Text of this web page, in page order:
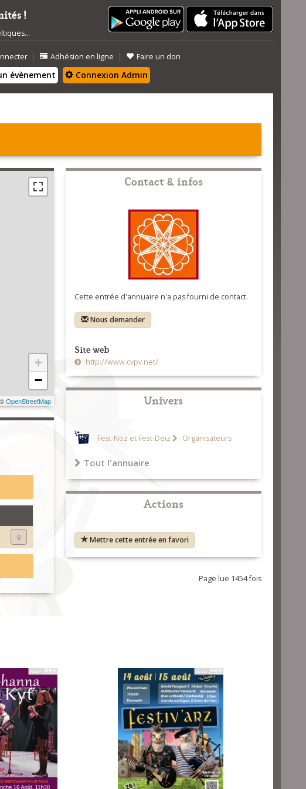
!
| Adhésion en ligne | Faire un don
évènement Connexion Admin
+
−
OpenStreetMap
Contact & infos
Cette entrée d'annuaire n'a pas fourni de contact.
Nous demander
Site web
http://www.cvpv.net/
Univers
Fest-Noz et Fest-Deiz Organisateurs
Tout l'annuaire
Actions
Mettre cette entrée en favori
Page lue 1454 fois